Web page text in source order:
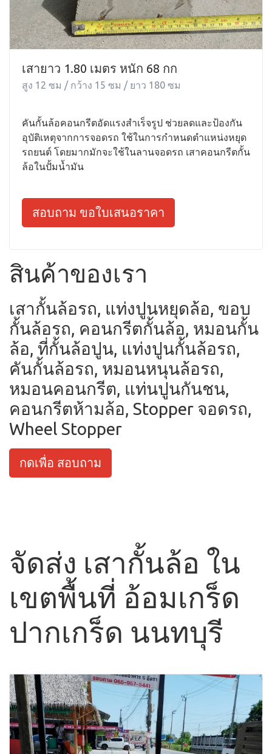
เสายาว 1.80 เมตร หนัก 68 กก
สูง 12 ซม / กว้าง 15 ซม / ยาว 180 ซม
คันกั้นล้อคอนกรีตอัดแรงสำเร็จรูป ช่วยลดและป้องกัน
อุบัติเหตุจากการจอดรถ ใช้ในการกำหนดตำแหน่งหยุด
รถยนต์ โดยมากมักจะใช้ในลานจอดรถ เสาคอนกรีตกั้น
ล้อในปั้มน้ำมัน
สอบถาม ขอใบเสนอราคา
สินค้าของเรา
เสากั้นล้อรถ, แท่งปูนหยุดล้อ, ขอบ
กั้นล้อรถ, คอนกรีตกั้นล้อ, หมอนกั้น
ล้อ, ที่กั้นล้อปูน, แท่งปูนกั้นล้อรถ,
คันกั้นล้อรถ, หมอนหนุนล้อรถ,
หมอนคอนกรีต, แท่นปูนกันชน,
คอนกรีตห้ามล้อ, Stopper จอดรถ,
Wheel Stopper
กดเพื่อ สอบถาม
จัดส่ง เสากั้นล้อ ใน
เขตพื้นที่ อ้อมเกร็ด
ปากเกร็ด นนทบุรี